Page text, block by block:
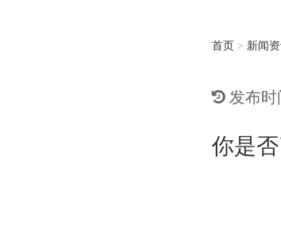
首页 > 新闻
发布时
你是